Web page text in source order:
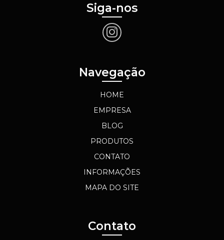
Siga-nos
Navegação
HOME
EMPRESA
BLOG
PRODUTOS
CONTATO
INFORMAÇÕES
MAPA DO SITE
Contato